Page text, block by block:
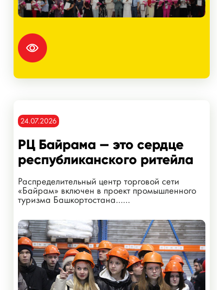
24.07.2026
РЦ Байрама — это сердце
республиканского ритейла
Распределительный центр торговой сети
«Байрам» включен в проект промышленного
туризма Башкортостана…...